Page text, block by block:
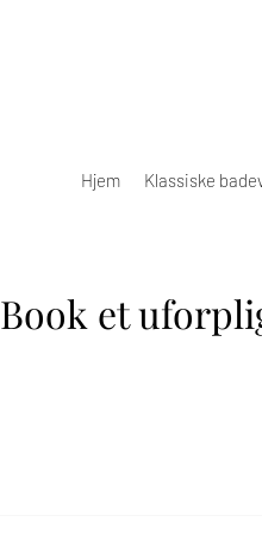
Hjem Klassiske
Book et